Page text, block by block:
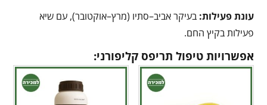
עונת פעילות: בעיקר אביב–סתיו (מרץ–אוקטובר), עם שיא
פעילות בקיץ החם.
אפשרויות טיפול תריפס קליפורני: